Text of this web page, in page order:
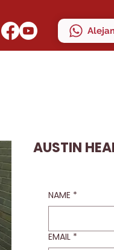
AUSTIN
NAME *
EMAIL *